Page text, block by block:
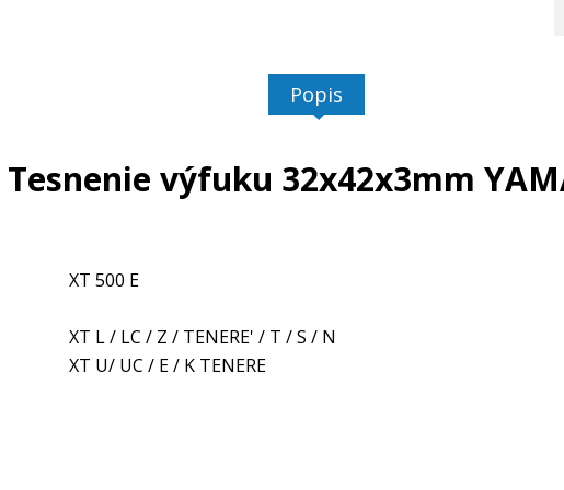
Popis
Tesnenie výfuku 32x42x3mm
XT 500 E
XT L / LC / Z / TENERE' / T / S / N
XT U/ UC / E / K TENERE